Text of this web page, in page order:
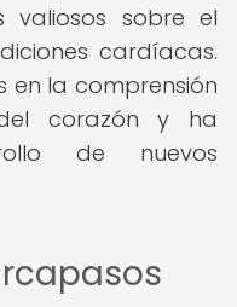
valiosos sobre el
cardíacas.
en la comprensión
corazón y ha
de nuevos